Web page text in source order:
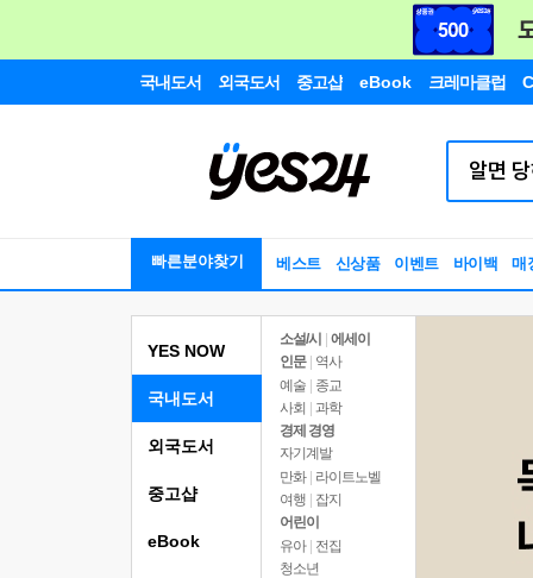
국내도서 외국도서 중고샵 eBook 크레마클럽
빠른분야찾기 베스트 신상품 이벤트 바이백 매
YES NOW
국내도서
소설/시
에세이
인문
역사
예술 | 종교
사회 | 과학
경제 경영
자기계발
만화 | 라이트노벨
여행
잡지
어린이
유아 | 전집
청소년
외국도서
중고샵
eBook